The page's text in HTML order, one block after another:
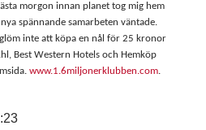
morgon innan planet tog mig hem
spännande samarbeten väntade.
inte att köpa en nål för 25 kronor
Best Western Hotels och Hemköp
www.1.6miljonerklubben.com.